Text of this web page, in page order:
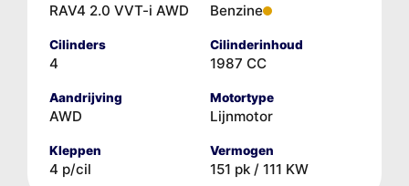
RAV4 2.0 VVT-i AWD Benzine
Cilinders
4
Cilinderinhoud
1987 CC
Aandrijving
AWD
Motortype
Lijnmotor
Kleppen
4 p/cil
Vermogen
151 pk / 111 KW